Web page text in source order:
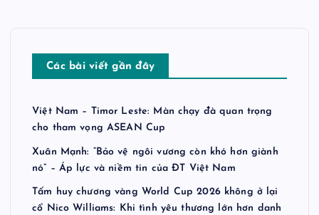
a
g
b
à
Các bài viết gần đây
Việt Nam – Timor Leste: Màn chạy đà quan trọng
cho tham vọng ASEAN Cup
Xuân Mạnh: “Bảo vệ ngôi vương còn khó hơn giành
nó” – Áp lực và niềm tin của ĐT Việt Nam
Tấm huy chương vàng World Cup 2026 không ở lại
cổ Nico Williams: Khi tình yêu thương lớn hơn danh